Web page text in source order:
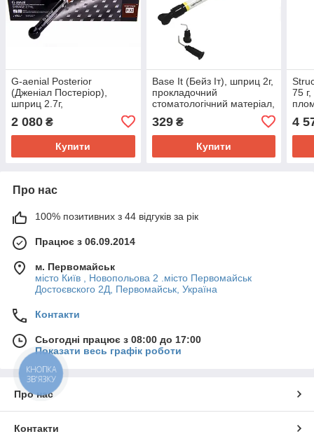
G-aenial Posterior
(Дженіал Постеріор),
шприц 2.7г,
матеріал, GC
2 080 ₴
Купити
Base It (Бейз Іт), шприц 2г,
прокладочний
стоматологічний матеріал,
329₴
Купити
75
4
Про нас
100% позитивних з 44 відгуків за рік
Працює з 06.09.2014
м. Первомайськ
місто Київ , Новопольова 2 .місто Первомайськ
Достоєвского 2Д, Первомайськ, Україна
Контакти
Сьогодні працює з 08:00 до 17:00
Показати весь графік роботи
Про нас
Контакти
КНОПКА
ЗВ'ЯЗКУ